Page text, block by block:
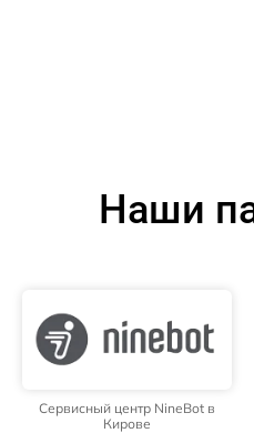
Наши
Сервисный центр NineBot в
Кирове